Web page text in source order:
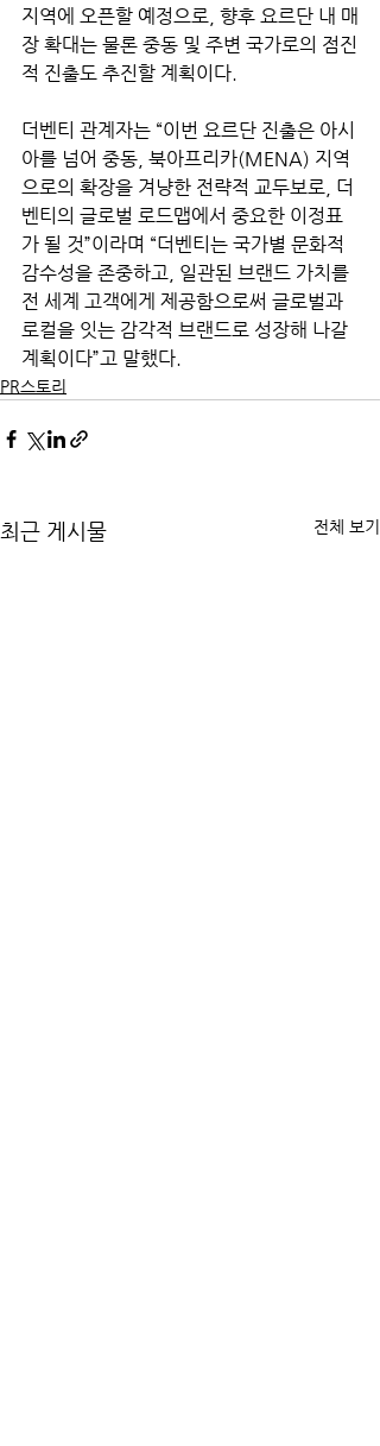
지역에 오픈할 예정으로, 향후 요르단 내 매
장 확대는 물론 중동 및 주변 국가로의 점진
적 진출도 추진할 계획이다.
더벤티 관계자는 “이번 요르단 진출은 아시
아를 넘어 중동, 북아프리카(MENA) 지역
으로의 확장을 겨냥한 전략적 교두보로, 더
벤티의 글로벌 로드맵에서 중요한 이정표
가 될 것”이라며 “더벤티는 국가별 문화적
감수성을 존중하고, 일관된 브랜드 가치를
전 세계 고객에게 제공함으로써 글로벌과
로컬을 잇는 감각적 브랜드로 성장해 나갈
계획이다”고 말했다.
PR스토리
최근 게시물 전체 보기